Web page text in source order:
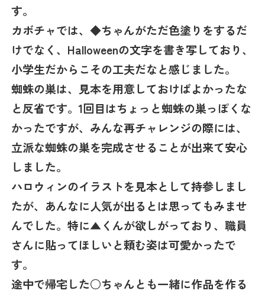
す。
カボチャでは、◆ちゃんがただ色塗りをするだ
けでなく、Halloweenの文字を書き写しており、
小学生だからこその工夫だなと感じました。
蜘蛛の巣は、見本を用意しておけばよかったな
と反省です。1回目はちょっと蜘蛛の巣っぽくな
かったですが、みんな再チャレンジの際には、
立派な蜘蛛の巣を完成させることが出来て安心
しました。
ハロウィンのイラストを見本として持参しまし
たが、あんなに人気が出るとは思ってもみませ
んでした。特に▲くんが欲しがっており、職員
さんに貼ってほしいと頼む姿は可愛かったで
す。
途中で帰宅した○ちゃんとも一緒に作品を作る